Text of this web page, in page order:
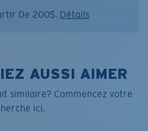
hats, each style was built to
and apparel.
De 200$. Détails
AUSSI AIMER
similaire? Commencez votre
ici.